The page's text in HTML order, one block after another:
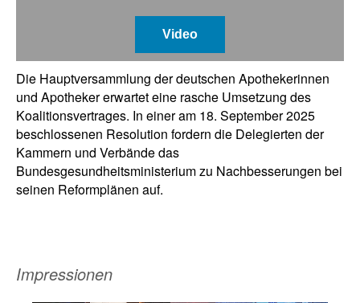
Video
Die Hauptversammlung der deutschen Apothekerinnen
und Apotheker erwartet eine rasche Umsetzung des
Koalitionsvertrages. In einer am 18. September 2025
beschlossenen Resolution fordern die Delegierten der
Kammern und Verbände das
Bundesgesundheitsministerium zu Nachbesserungen bei
seinen Reformplänen auf.
Impressionen